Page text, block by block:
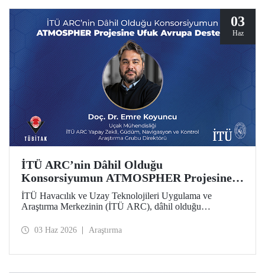
03
Haz
İTÜ ARC’nin Dâhil Olduğu
Konsorsiyumun ATMOSPHER Projesine
Ufuk Avrupa Desteği
İTÜ Havacılık ve Uzay Teknolojileri Uygulama ve
Araştırma Merkezinin (İTÜ ARC), dâhil olduğu
Avrupa desteği kazandı. Bu projeyle İTÜ ARC’nin hava
03 Haz 2026 Araştırma